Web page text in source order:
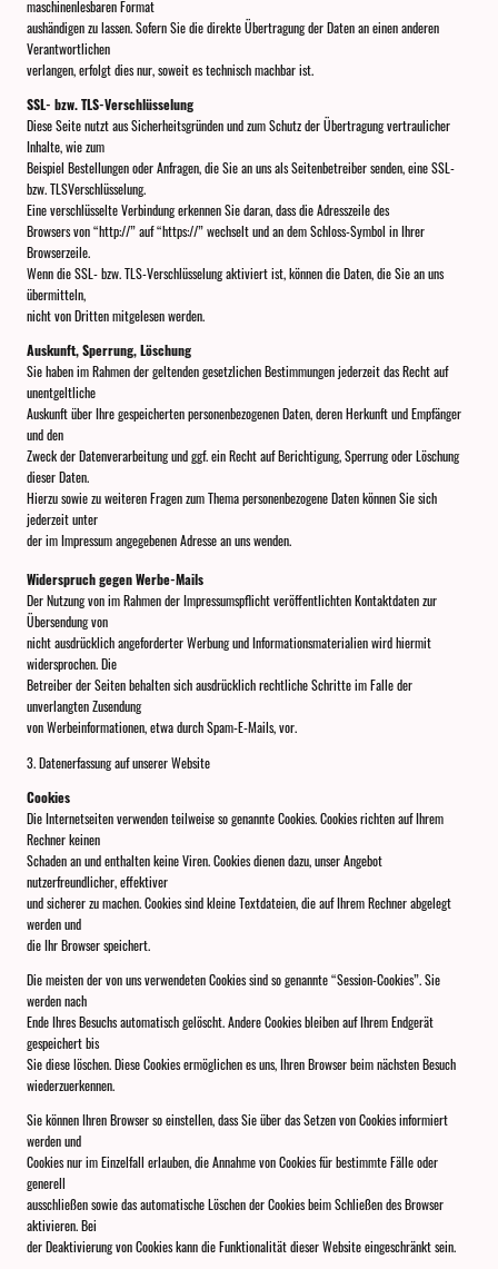
maschinenlesbaren Format
aushändigen zu lassen. Sofern Sie die direkte Übertragung der Daten an einen anderen
Verantwortlichen
verlangen, erfolgt dies nur, soweit es technisch machbar ist.
SSL- bzw. TLS-Verschlüsselung
Diese Seite nutzt aus Sicherheitsgründen und zum Schutz der Übertragung vertraulicher
Inhalte, wie zum
Beispiel Bestellungen oder Anfragen, die Sie an uns als Seitenbetreiber senden, eine SSL-
bzw. TLSVerschlüsselung.
Eine verschlüsselte Verbindung erkennen Sie daran, dass die Adresszeile des
Browsers von “http://” auf “https://” wechselt und an dem Schloss-Symbol in Ihrer
Browserzeile.
Wenn die SSL- bzw. TLS-Verschlüsselung aktiviert ist, können die Daten, die Sie an uns
übermitteln,
nicht von Dritten mitgelesen werden.
Auskunft, Sperrung, Löschung
Sie haben im Rahmen der geltenden gesetzlichen Bestimmungen jederzeit das Recht auf
unentgeltliche
Auskunft über Ihre gespeicherten personenbezogenen Daten, deren Herkunft und Empfänger
und den
Zweck der Datenverarbeitung und ggf. ein Recht auf Berichtigung, Sperrung oder Löschung
dieser Daten.
Hierzu sowie zu weiteren Fragen zum Thema personenbezogene Daten können Sie sich
jederzeit unter
der im Impressum angegebenen Adresse an uns wenden.
Widerspruch gegen Werbe-Mails
Der Nutzung von im Rahmen der Impressumspflicht veröffentlichten Kontaktdaten zur
Übersendung von
nicht ausdrücklich angeforderter Werbung und Informationsmaterialien wird hiermit
widersprochen. Die
Betreiber der Seiten behalten sich ausdrücklich rechtliche Schritte im Falle der
unverlangten Zusendung
von Werbeinformationen, etwa durch Spam-E-Mails, vor.
3. Datenerfassung auf unserer Website
Cookies
Die Internetseiten verwenden teilweise so genannte Cookies. Cookies richten auf Ihrem
Rechner keinen
Schaden an und enthalten keine Viren. Cookies dienen dazu, unser Angebot
nutzerfreundlicher, effektiver
und sicherer zu machen. Cookies sind kleine Textdateien, die auf Ihrem Rechner abgelegt
werden und
die Ihr Browser speichert.
Die meisten der von uns verwendeten Cookies sind so genannte “Session-Cookies”. Sie
werden nach
Ende Ihres Besuchs automatisch gelöscht. Andere Cookies bleiben auf Ihrem Endgerät
gespeichert bis
Sie diese löschen. Diese Cookies ermöglichen es uns, Ihren Browser beim nächsten Besuch
wiederzuerkennen.
Sie können Ihren Browser so einstellen, dass Sie über das Setzen von Cookies informiert
werden und
Cookies nur im Einzelfall erlauben, die Annahme von Cookies für bestimmte Fälle oder
generell
ausschließen sowie das automatische Löschen der Cookies beim Schließen des Browser
aktivieren. Bei
der Deaktivierung von Cookies kann die Funktionalität dieser Website eingeschränkt sein.